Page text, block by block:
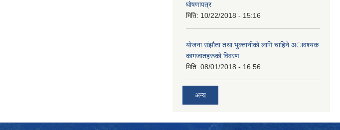
घाेषणापत्र
मिति: 10/22/2018 - 15:16
याेजना संझाैता तथा भुक्तानीकाे लागि चाहिने अावश्यक
कागजातहरूकाे विवरण
मिति: 08/01/2018 - 16:56
अन्य